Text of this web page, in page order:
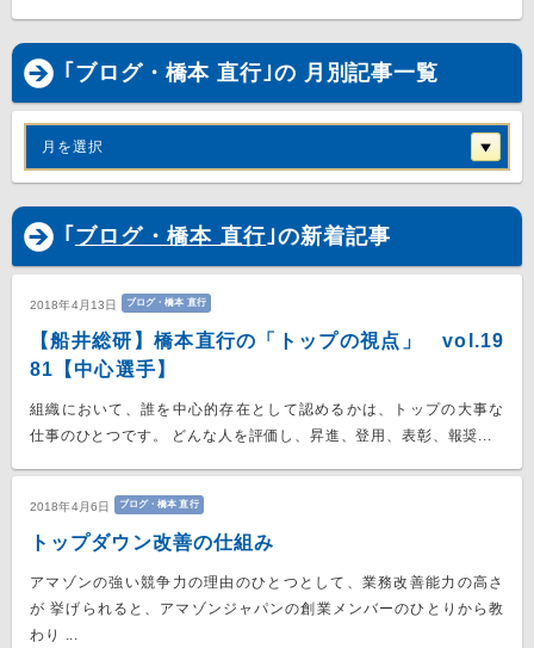
｢ブログ・橋本 直行｣の 月別記事一覧
月を選択
｢ ブログ・橋本 直行｣の新着記事
2018年4月13日 ブログ・橋本 直行
【船井総研】橋本直行の「トップの視点」 vol.19
81【中心選手】
組織において、誰を中心的存在として認めるかは、トップの大事な
仕事のひとつです。 どんな人を評価し、昇進、登用、表彰、報奨...
2018年4月6日 ブログ・橋本 直行
トップダウン改善の仕組み
アマゾンの強い競争力の理由のひとつとして、業務改善能力の高さ
が 挙げられると、アマゾンジャパンの創業メンバーのひとりから教
わり ...